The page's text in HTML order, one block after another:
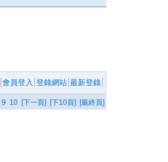
會員登入 登錄網站 最新登錄
9 10 [下一頁] [下10頁] [最終頁]